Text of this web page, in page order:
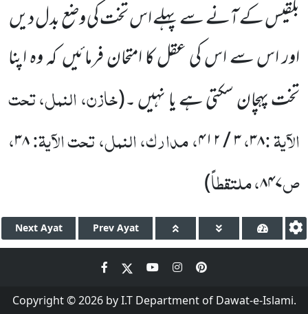
بلقیس کے آنے سے پہلے اس تخت کی وضع بدل دیں
اور اس سے اس کی عقل کا امتحان فرمائیں کہ وہ اپنا
تخت پہچان سکتی ہے یا نہیں ۔(خازن، النمل، تحت
الآیۃ:۳۸،۳ / ۴۱۲ ، مدارک، النمل، تحت الآیۃ:۳۸،
ص۸۴۷، ملتقطاً)
Next Ayat Prev Ayat
Copyright © 2026 by I.T Department of Dawat-e-Islami.